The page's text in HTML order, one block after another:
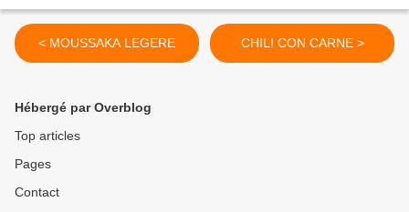
< MOUSSAKA LEGERE CHILI CON CARNE >
Hébergé par Overblog
Top articles
Pages
Contact